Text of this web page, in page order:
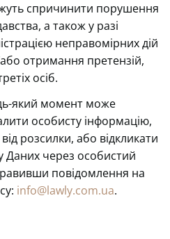
спричинити порушення
а також у разі
неправомірних дій
отримання претензій,
осіб.
який момент може
особисту інформацію,
розсилки, або відкликати
Даних через особистий
повідомлення на
info@lawly.com.ua.